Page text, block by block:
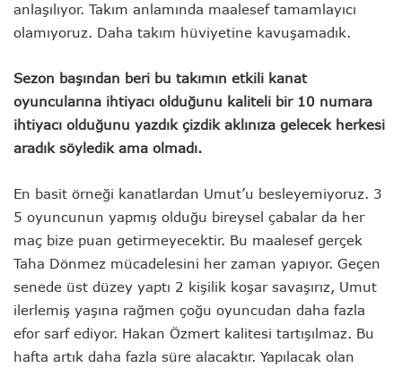
anlaşılıyor. Takım anlamında maalesef tamamlayıcı
olamıyoruz. Daha takım hüviyetine kavuşamadık.
Sezon başından beri bu takımın etkili kanat
oyuncularına ihtiyacı olduğunu kaliteli bir 10 numara
ihtiyacı olduğunu yazdık çizdik aklınıza gelecek herkesi
aradık söyledik ama olmadı.
En basit örneği kanatlardan Umut’u besleyemiyoruz. 3
5 oyuncunun yapmış olduğu bireysel çabalar da her
maç bize puan getirmeyecektir. Bu maalesef gerçek
Taha Dönmez mücadelesini her zaman yapıyor. Geçen
senede üst düzey yaptı 2 kişilik koşar savaşırız, Umut
ilerlemiş yaşına rağmen çoğu oyuncudan daha fazla
efor sarf ediyor. Hakan Özmert kalitesi tartışılmaz. Bu
hafta artık daha fazla süre alacaktır. Yapılacak olan